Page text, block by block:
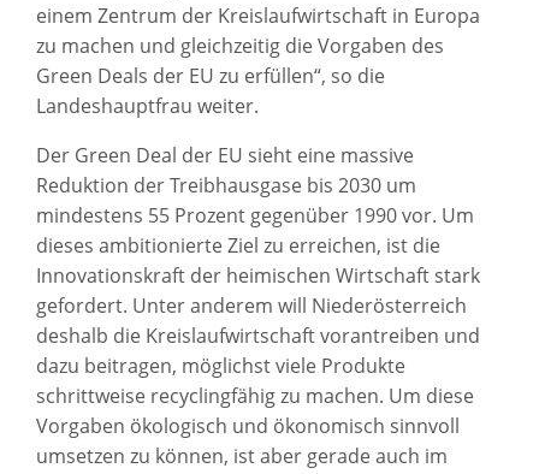
einem Zentrum der Kreislaufwirtschaft in Europa
zu machen und gleichzeitig die Vorgaben des
Green Deals der EU zu erfüllen“, so die
Landeshauptfrau weiter.
Der Green Deal der EU sieht eine massive
Reduktion der Treibhausgase bis 2030 um
mindestens 55 Prozent gegenüber 1990 vor. Um
dieses ambitionierte Ziel zu erreichen, ist die
Innovationskraft der heimischen Wirtschaft stark
gefordert. Unter anderem will Niederösterreich
deshalb die Kreislaufwirtschaft vorantreiben und
dazu beitragen, möglichst viele Produkte
schrittweise recyclingfähig zu machen. Um diese
Vorgaben ökologisch und ökonomisch sinnvoll
umsetzen zu können, ist aber gerade auch im